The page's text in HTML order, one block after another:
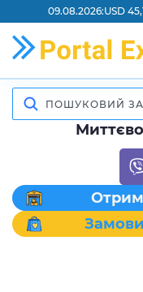
09.08.2026:USD